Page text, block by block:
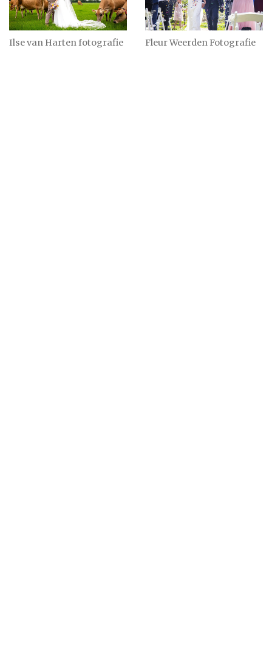
Ilse van Harten fotografie Fleur Weerden Fotografie